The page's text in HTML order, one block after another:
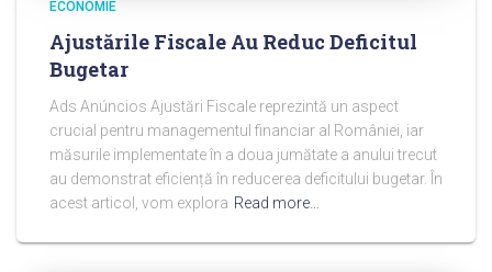
ECONOMIE
Ajustările Fiscale Au Reduc Deficitul
Bugetar
Ads Anúncios Ajustări Fiscale reprezintă un aspect
crucial pentru managementul financiar al României, iar
măsurile implementate în a doua jumătate a anului trecut
au demonstrat eficiență în reducerea deficitului bugetar. În
acest articol, vom explora Read more…